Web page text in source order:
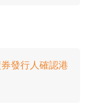
發行人確認港